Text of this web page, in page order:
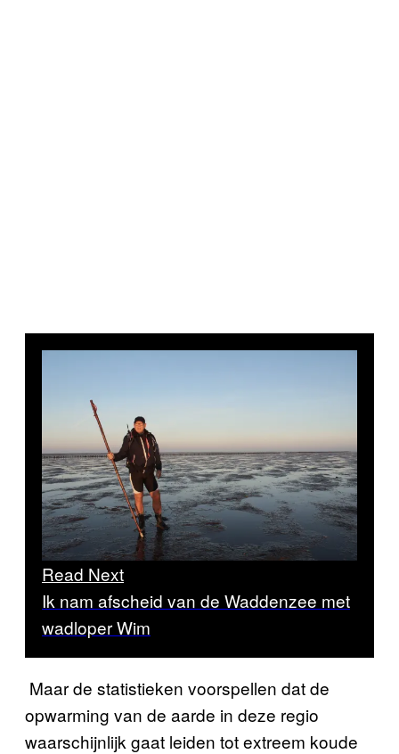
Read Next
Ik nam afscheid van de Waddenzee met
wadloper Wim
Maar de statistieken voorspellen dat de
opwarming van de aarde in deze regio
waarschijnlijk gaat leiden tot extreem koude